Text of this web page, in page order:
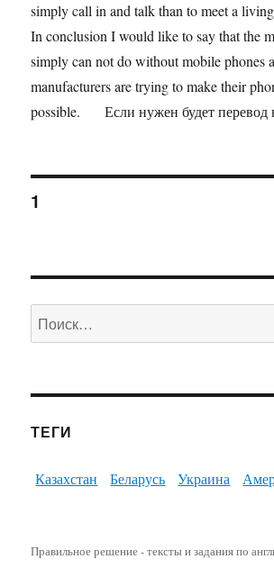
simply call in and talk than to meet a
In conclusion I would like to say that the
simply can not do without mobile phones
manufacturers are trying to make their
possible. Если нужен будет перевод
1
Искать:
ТЕГИ
Казахстан Беларусь Украина
Правильное решение - тексты и задания по